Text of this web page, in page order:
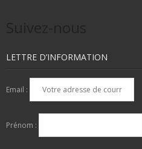
LETTRE D’INFORMATION
Email :
Prénom :